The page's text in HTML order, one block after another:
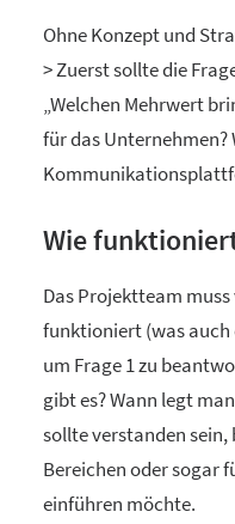
Ohne Konzept und
> Zuerst sollte die
„Welchen Mehrwert
für das
Wie
Das Projektteam
funktioniert (was
um Frage 1 zu
gibt es? Wann legt
sollte verstanden sein,
Bereichen oder sogar
einführen möchte.